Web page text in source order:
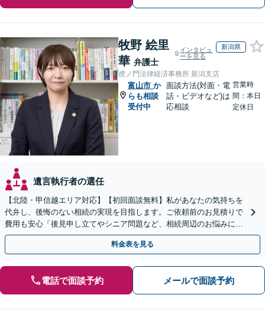
牧野 絵里
華 弁護士
インタビュ
ーを見る
新潟県
虎ノ門法律経済事務所 新潟支店
富山市 か
らも相談
受付中
面談方法(対面・電
話・ビデオなど)は
応相談
営業時
間：本日
定休日
遺言執行者の選任
【北陸・甲信越エリア対応】【初回面談無料】私があなたの気持ちを
代弁し、後悔のない相続の実現を目指します。ご依頼前のお見積りで
費用も安心「後見申し立てやシニア問題など、相続周辺のお悩みにも
対処可能」【WEB面談対応】
料金表を見る
電話で面談予約 メールで面談予約